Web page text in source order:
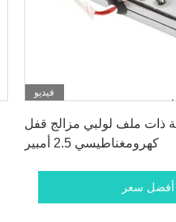
فيديو
ذات ملف لولبي مزالج قفل
كهرومغناطيسي 2.5 أمبير
سعر